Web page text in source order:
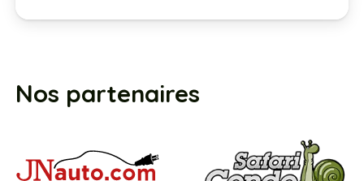
Nos partenaires